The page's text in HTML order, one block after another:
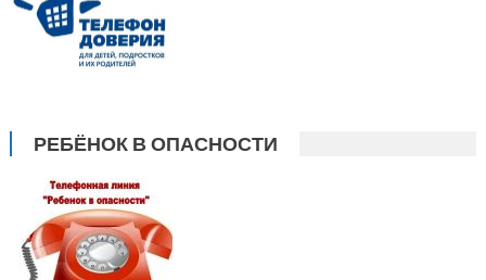
РЕБЁНОК В ОПАСНОСТИ